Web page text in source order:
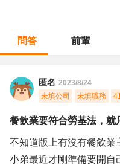
問答 前輩
匿名 2023/8/24
未填公司
未填職務
餐飲業要符合勞基法，就
不知道版上有沒有餐飲業
小弟最近才剛準備要開自